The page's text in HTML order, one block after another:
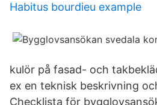
Habitus bourdieu example
kulör på fasad- och
ex en teknisk beskrivning
Checklista för